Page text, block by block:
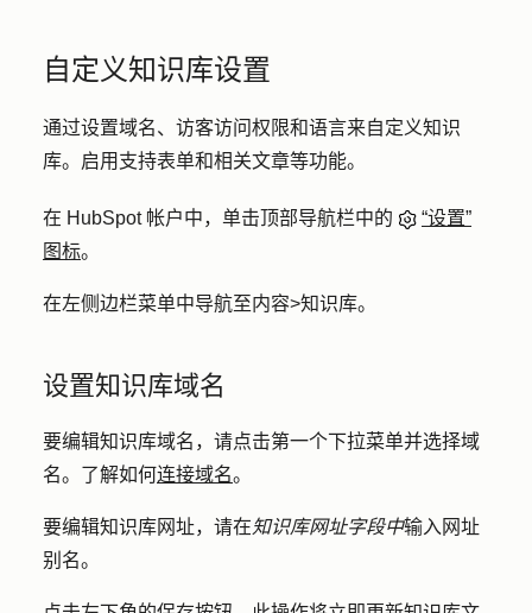
自定义知识库设置
通过设置域名、访客访问权限和语言来自定义知识
库。启用支持表单和相关文章等功能。
在 HubSpot 帐户中，单击顶部导航栏中的
“设置”
图标。
在左侧边栏菜单中导航至内容>知识库。
设置知识库域名
要编辑知识库域名，请点击第一个下拉菜单并选择域
名。了解如何连接域名。
要编辑知识库网址，请在知识库网址字段中输入 网址
别名。